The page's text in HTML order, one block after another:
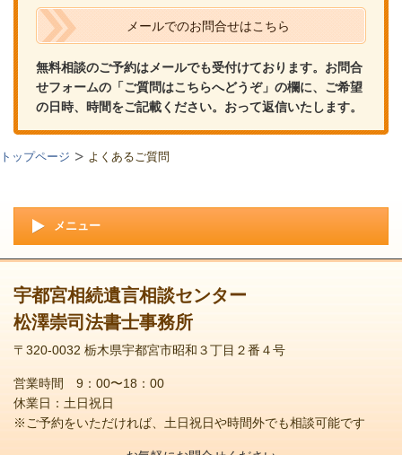
メールでのお問合せはこちら
無料相談のご予約はメールでも受付けております。お問合
せフォームの「ご質問はこちらへどうぞ」の欄に、ご希望
の日時、時間をご記載ください。おって返信いたします。
トップページ よくあるご質問
メニュー
宇都宮相続遺言相談センター
松澤崇司法書士事務所
〒320-0032 栃木県宇都宮市昭和３丁目２番４号
営業時間 9：00〜18：00
休業日：土日祝日
※ご予約をいただければ、土日祝日や時間外でも相談可能です